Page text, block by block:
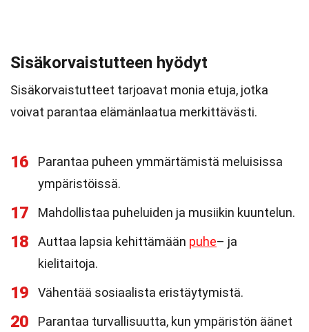
Sisäkorvaistutteen hyödyt
Sisäkorvaistutteet tarjoavat monia etuja, jotka
voivat parantaa elämänlaatua merkittävästi.
16
Parantaa puheen ymmärtämistä meluisissa
ympäristöissä.
17 Mahdollistaa puheluiden ja musiikin kuuntelun.
18 Auttaa lapsia kehittämään puhe– ja
kielitaitoja.
19 Vähentää sosiaalista eristäytymistä.
20
Parantaa turvallisuutta, kun ympäristön äänet